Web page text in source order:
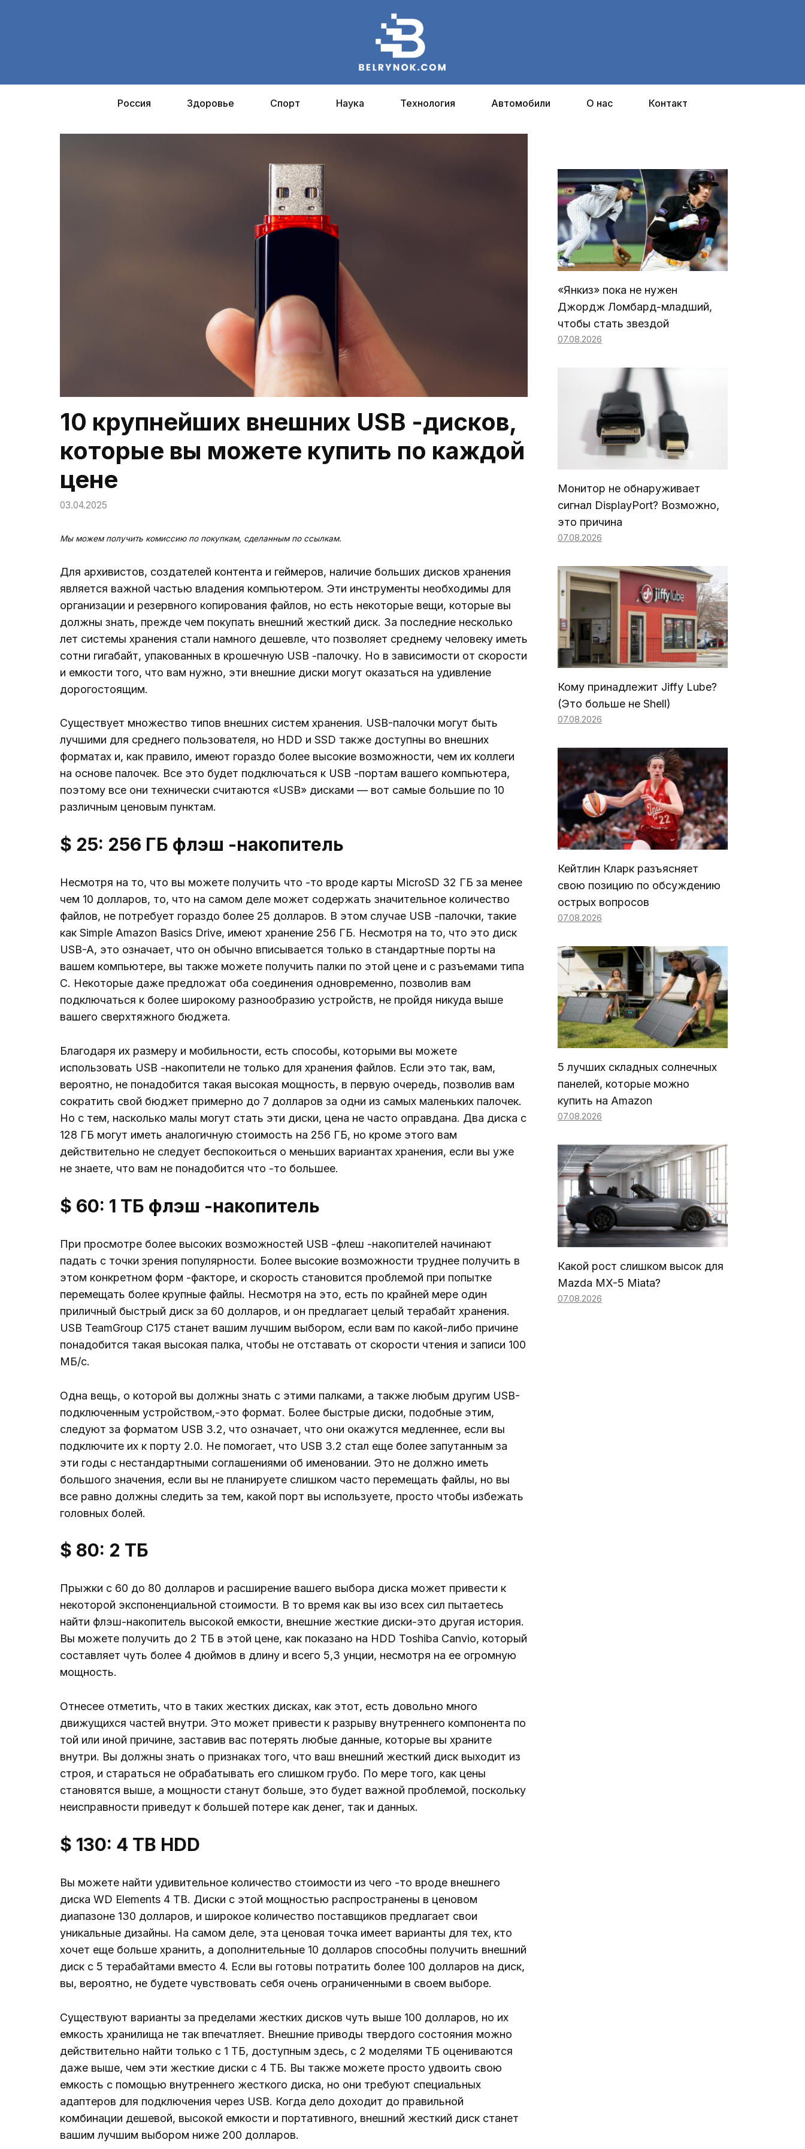
Россия Здоровье Спорт Наука Технология Автомобили О нас Контакт
10 крупнейших внешних USB -дисков,
которые вы можете купить по каждой
цене
03.04.2025
Мы можем получить комиссию по покупкам, сделанным по ссылкам.
Для архивистов, создателей контента и геймеров, наличие больших дисков хранения
является важной частью владения компьютером. Эти инструменты необходимы для
организации и резервного копирования файлов, но есть некоторые вещи, которые вы
должны знать, прежде чем покупать внешний жесткий диск. За последние несколько
лет системы хранения стали намного дешевле, что позволяет среднему человеку иметь
сотни гигабайт, упакованных в крошечную USB -палочку. Но в зависимости от скорости
и емкости того, что вам нужно, эти внешние диски могут оказаться на удивление
дорогостоящим.
Существует множество типов внешних систем хранения. USB-палочки могут быть
лучшими для среднего пользователя, но HDD и SSD также доступны во внешних
форматах и, как правило, имеют гораздо более высокие возможности, чем их коллеги
на основе палочек. Все это будет подключаться к USB -портам вашего компьютера,
поэтому все они технически считаются «USB» дисками — вот самые большие по 10
различным ценовым пунктам.
$ 25: 256 ГБ флэш -накопитель
Несмотря на то, что вы можете получить что -то вроде карты MicroSD 32 ГБ за менее
чем 10 долларов, то, что на самом деле может содержать значительное количество
файлов, не потребует гораздо более 25 долларов. В этом случае USB -палочки, такие
как Simple Amazon Basics Drive, имеют хранение 256 ГБ. Несмотря на то, что это диск
USB-A, это означает, что он обычно вписывается только в стандартные порты на
вашем компьютере, вы также можете получить палки по этой цене и с разъемами типа
C. Некоторые даже предложат оба соединения одновременно, позволив вам
подключаться к более широкому разнообразию устройств, не пройдя никуда выше
вашего сверхтяжного бюджета.
Благодаря их размеру и мобильности, есть способы, которыми вы можете
использовать USB -накопители не только для хранения файлов. Если это так, вам,
вероятно, не понадобится такая высокая мощность, в первую очередь, позволив вам
сократить свой бюджет примерно до 7 долларов за одни из самых маленьких палочек.
Но с тем, насколько малы могут стать эти диски, цена не часто оправдана. Два диска с
128 ГБ могут иметь аналогичную стоимость на 256 ГБ, но кроме этого вам
действительно не следует беспокоиться о меньших вариантах хранения, если вы уже
не знаете, что вам не понадобится что -то большее.
$ 60: 1 ТБ флэш -накопитель
При просмотре более высоких возможностей USB -флеш -накопителей начинают
падать с точки зрения популярности. Более высокие возможности труднее получить в
этом конкретном форм -факторе, и скорость становится проблемой при попытке
перемещать более крупные файлы. Несмотря на это, есть по крайней мере один
приличный быстрый диск за 60 долларов, и он предлагает целый терабайт хранения.
USB TeamGroup C175 станет вашим лучшим выбором, если вам по какой-либо причине
понадобится такая высокая палка, чтобы не отставать от скорости чтения и записи 100
МБ/с.
Одна вещь, о которой вы должны знать с этими палками, а также любым другим USB-
подключенным устройством,-это формат. Более быстрые диски, подобные этим,
следуют за форматом USB 3.2, что означает, что они окажутся медленнее, если вы
подключите их к порту 2.0. Не помогает, что USB 3.2 стал еще более запутанным за
эти годы с нестандартными соглашениями об именовании. Это не должно иметь
большого значения, если вы не планируете слишком часто перемещать файлы, но вы
все равно должны следить за тем, какой порт вы используете, просто чтобы избежать
головных болей.
$ 80: 2 ТБ
Прыжки с 60 до 80 долларов и расширение вашего выбора диска может привести к
некоторой экспоненциальной стоимости. В то время как вы изо всех сил пытаетесь
найти флэш-накопитель высокой емкости, внешние жесткие диски-это другая история.
Вы можете получить до 2 ТБ в этой цене, как показано на HDD Toshiba Canvio, который
составляет чуть более 4 дюймов в длину и всего 5,3 унции, несмотря на ее огромную
мощность.
Отнесее отметить, что в таких жестких дисках, как этот, есть довольно много
движущихся частей внутри. Это может привести к разрыву внутреннего компонента по
той или иной причине, заставив вас потерять любые данные, которые вы храните
внутри. Вы должны знать о признаках того, что ваш внешний жесткий диск выходит из
строя, и стараться не обрабатывать его слишком грубо. По мере того, как цены
становятся выше, а мощности станут больше, это будет важной проблемой, поскольку
неисправности приведут к большей потере как денег, так и данных.
$ 130: 4 TB HDD
Вы можете найти удивительное количество стоимости из чего -то вроде внешнего
диска WD Elements 4 TB. Диски с этой мощностью распространены в ценовом
диапазоне 130 долларов, и широкое количество поставщиков предлагает свои
уникальные дизайны. На самом деле, эта ценовая точка имеет варианты для тех, кто
хочет еще больше хранить, а дополнительные 10 долларов способны получить внешний
диск с 5 терабайтами вместо 4. Если вы готовы потратить более 100 долларов на диск,
вы, вероятно, не будете чувствовать себя очень ограниченными в своем выборе.
Существуют варианты за пределами жестких дисков чуть выше 100 долларов, но их
емкость хранилища не так впечатляет. Внешние приводы твердого состояния можно
действительно найти только с 1 ТБ, доступным здесь, с 2 моделями ТБ оцениваются
даже выше, чем эти жесткие диски с 4 ТБ. Вы также можете просто удвоить свою
емкость с помощью внутреннего жесткого диска, но они требуют специальных
адаптеров для подключения через USB. Когда дело доходит до правильной
комбинации дешевой, высокой емкости и портативного, внешний жесткий диск станет
вашим лучшим выбором ниже 200 долларов.
«Янкиз» пока не нужен
Джордж Ломбард-младший,
чтобы стать звездой
07.08.2026
Монитор не обнаруживает
сигнал DisplayPort? Возможно,
это причина
07.08.2026
Кому принадлежит Jiffy Lube?
(Это больше не Shell)
07.08.2026
Кейтлин Кларк разъясняет
свою позицию по обсуждению
острых вопросов
07.08.2026
5 лучших складных солнечных
панелей, которые можно
купить на Amazon
07.08.2026
Какой рост слишком высок для
Mazda MX-5 Miata?
07.08.2026